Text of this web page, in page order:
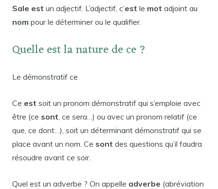
Sale est un adjectif. L’adjectif, c’est le mot adjoint au
nom pour le déterminer ou le qualifier.
Quelle est la nature de ce ?
Le démonstratif ce
Ce est soit un pronom démonstratif qui s’emploie avec
être (ce sont , ce sera…) ou avec un pronom relatif (ce
que, ce dont…), soit un déterminant démonstratif qui se
place avant un nom. Ce sont des questions qu’il faudra
résoudre avant ce soir.
Quel est un adverbe ? On appelle adverbe (abréviation